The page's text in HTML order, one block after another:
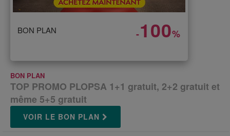
BON PLAN -100%
BON PLAN
TOP PROMO PLOPSA 1+1 gratuit, 2+2 gratuit et
même 5+5 gratuit
VOIR LE BON PLAN